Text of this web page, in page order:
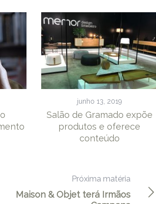
junho 13, 2019
Salão de Gramado expõe
produtos e oferece
conteúdo
Próxima matéria
Maison & Objet terá Irmãos